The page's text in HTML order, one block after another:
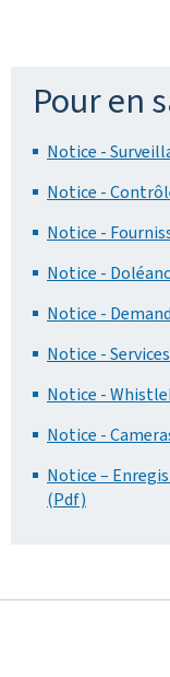
Pour en
Notice -
Notice -
Notice -
Notice -
Notice -
Notice -
Notice -
Notice -
Notice –
(Pdf)